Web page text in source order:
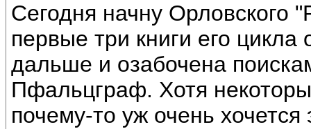
Сегодня начну Орловского
первые три книги его
дальше и озабочена
Пфальцграф. Хотя
почему-то уж очень хочется